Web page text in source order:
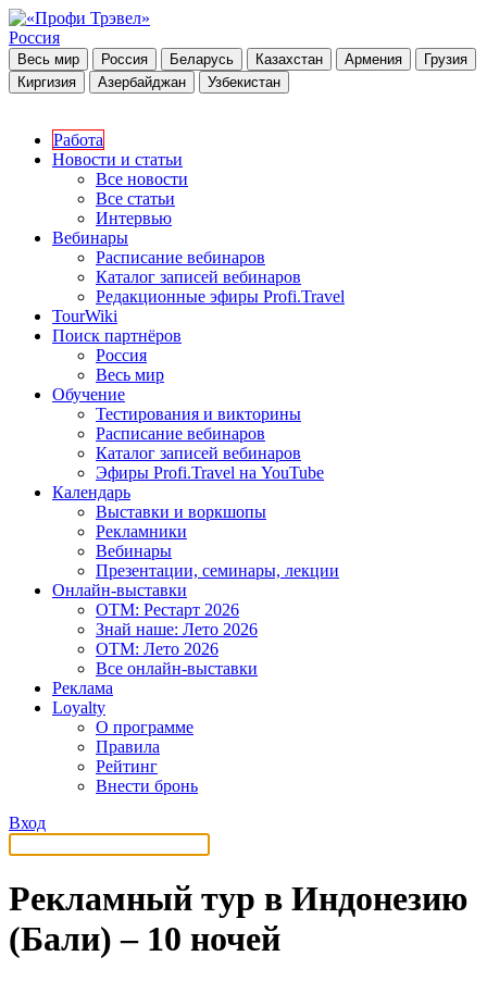
Россия
Весь мир Россия Беларусь Казахстан Армения
Грузия
Киргизия
Азербайджан Узбекистан
Работа
Новости и статьи
Все новости
Все статьи
Интервью
Вебинары
Расписание вебинаров
Каталог записей вебинаров
Редакционные эфиры Profi.Travel
TourWiki
Поиск партнёров
Россия
Весь мир
Обучение
Тестирования и викторины
Расписание вебинаров
Каталог записей вебинаров
Эфиры Profi.Travel на YouTube
Календарь
Выставки и воркшопы
Рекламники
Вебинары
Презентации, семинары, лекции
Онлайн-выставки
OTM: Рестарт 2026
Знай наше: Лето 2026
OTM: Лето 2026
Все онлайн-выставки
Реклама
Loyalty
О программе
Правила
Рейтинг
Внести бронь
Вход
Рекламный тур в Индонезию
(Бали) – 10 ночей